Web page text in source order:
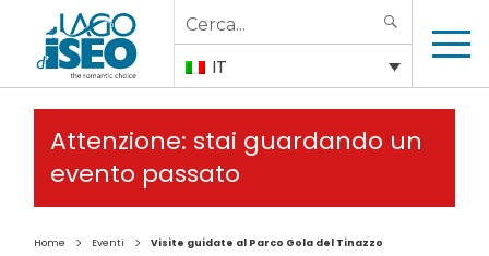
Search
for:
IT
Attenzione: stai guardando un
evento passato
Home > Eventi > Visite guidate al Parco Gola del Tinazzo